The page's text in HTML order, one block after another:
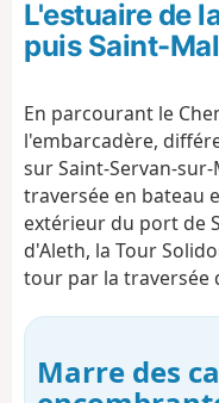
L'estuaire de
puis Saint-
En parcourant le
l'embarcadère,
sur Saint-Servan-
traversée en bateau
extérieur du port de
d'Aleth, la Tour
tour par la traversée
Marre des